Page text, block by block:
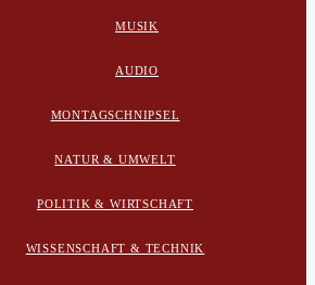
MUSIK
AUDIO
MONTAGSCHNIPSEL
NATUR & UMWELT
POLITIK & WIRTSCHAFT
WISSENSCHAFT & TECHNIK